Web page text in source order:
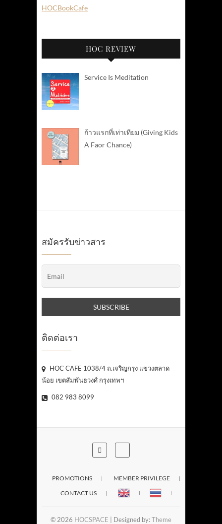
HOCBookCafe
HOC REVIEW
Service Is Meditation
ก้าวแรกที่เท่าเทียม (Giving Kids
A Faor Chance)
สมัครรับข่าวสาร
ติดต่อเรา
HOC CAFE 1038/4 ถ.เจริญกรุง แขวงตลาด
น้อย เขตสัมพันธวงศ์ กรุงเทพฯ
082 983 8099
PROMOTIONS
MEMBER PRIVILEGE
CONTACT US
© 2026 HOCSPACE | Designed by:Theme